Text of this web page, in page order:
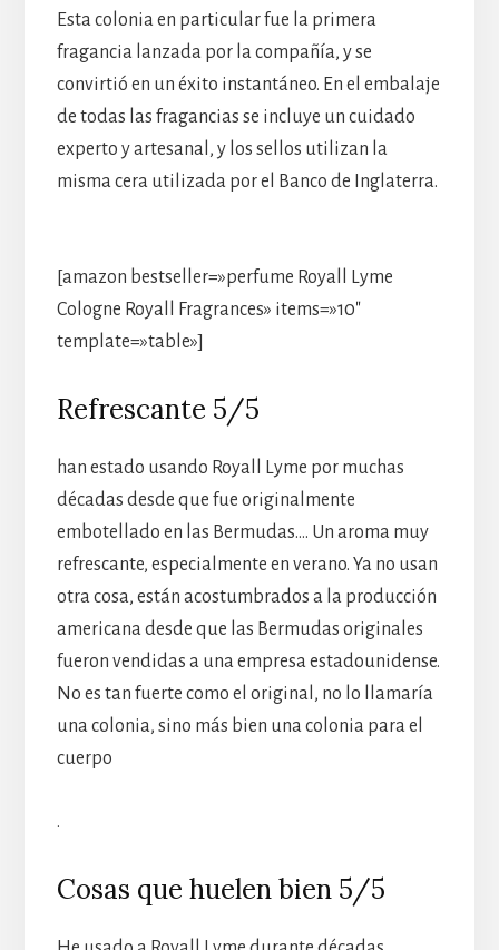
Esta colonia en particular fue la primera
fragancia lanzada por la compañía, y se
convirtió en un éxito instantáneo. En el embalaje
de todas las fragancias se incluye un cuidado
experto y artesanal, y los sellos utilizan la
misma cera utilizada por el Banco de Inglaterra.
[amazon bestseller=»perfume Royall Lyme
Cologne Royall Fragrances» items=»10″
template=»table»]
Refrescante 5/5
han estado usando Royall Lyme por muchas
décadas desde que fue originalmente
embotellado en las Bermudas…. Un aroma muy
refrescante, especialmente en verano. Ya no usan
otra cosa, están acostumbrados a la producción
americana desde que las Bermudas originales
fueron vendidas a una empresa estadounidense.
No es tan fuerte como el original, no lo llamaría
una colonia, sino más bien una colonia para el
cuerpo
.
Cosas que huelen bien 5/5